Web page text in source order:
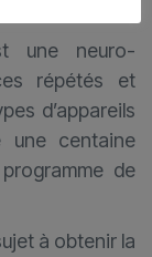
une neuro-
répétés et
d’appareils
une centaine
de
à obtenir la